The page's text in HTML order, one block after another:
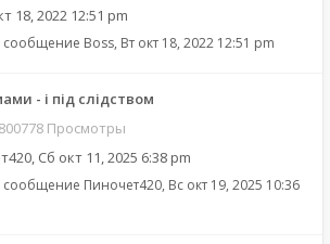
18, 2022 12:51 pm
сообщение Boss, Вт окт 18, 2022 12:51 pm
- і під слідством
Просмотры
, Сб окт 11, 2025 6:38 pm
сообщение Пиночет420, Вс окт 19, 2025 10:36